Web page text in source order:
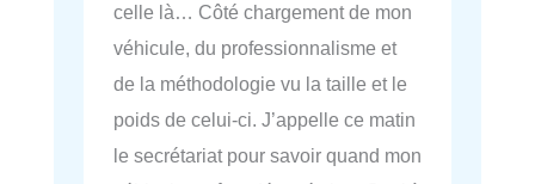
celle là… Côté chargement de mon
véhicule, du professionnalisme et
de la méthodologie vu la taille et le
poids de celui-ci. J’appelle ce matin
le secrétariat pour savoir quand mon